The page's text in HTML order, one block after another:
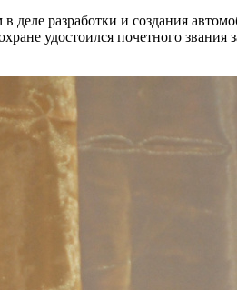
деле разработки и создания
удостоился почетного